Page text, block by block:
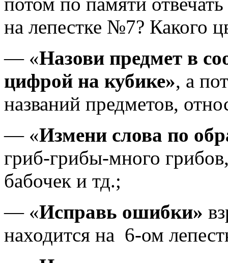
на лепестке №7? Какого
— «Назови предмет в
цифрой на кубике», а
названий предметов,
— «Измени слова по
гриб-грибы-много
бабочек и тд.;
— «Исправь ошибки»
находится на 6-ом